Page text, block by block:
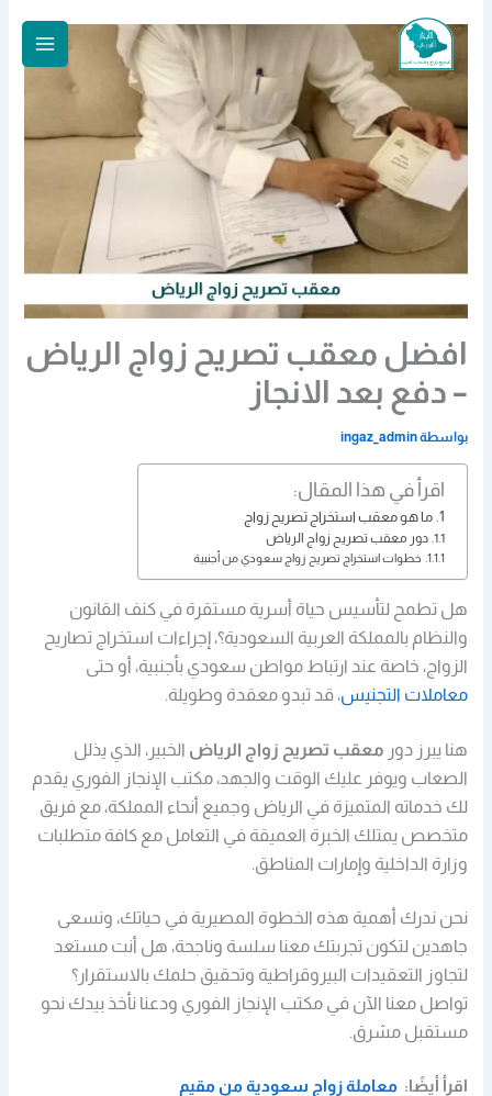
المحتوى
افضل معقب تصريح زواج الرياض
– دفع بعد الانجاز
بواسطةingaz_admin
اقرأ في هذا المقال:
ما هو معقب استخراج تصريح زواج
دور معقب تصريح زواج الرياض
خطوات استخراج تصريح زواج سعودي من أجنبية
هل تطمح لتأسيس حياة أسرية مستقرة في كنف القانون
والنظام بالمملكة العربية السعودية؟، إجراءات استخراج تصاريح
الزواج، خاصة عند ارتباط مواطن سعودي بأجنبية، أو حتى
معاملات التجنيس، قد تبدو معقدة وطويلة.
هنا يبرز دور معقب تصريح زواج الرياض الخبير، الذي يذلل
الصعاب ويوفر عليك الوقت والجهد، مكتب الإنجاز الفوري يقدم
لك خدماته المتميزة في الرياض وجميع أنحاء المملكة، مع فريق
متخصص يمتلك الخبرة العميقة في التعامل مع كافة متطلبات
وزارة الداخلية وإمارات المناطق.
نحن ندرك أهمية هذه الخطوة المصيرية في حياتك، ونسعى
جاهدين لتكون تجربتك معنا سلسة وناجحة، هل أنت مستعد
لتجاوز التعقيدات البيروقراطية وتحقيق حلمك بالاستقرار؟
تواصل معنا الآن في مكتب الإنجاز الفوري ودعنا نأخذ بيدك نحو
مستقبل مشرق.
اقرأ أيضًا:معاملة زواج سعودية من مقيم